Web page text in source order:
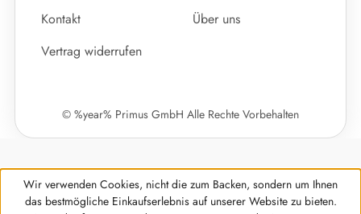
Kontakt
Über uns
Vertrag widerrufen
© %year% Primus GmbH Alle Rechte Vorbehalten
Wir verwenden Cookies, nicht die zum Backen, sondern um Ihnen
das bestmögliche Einkaufserlebnis auf unserer Website zu bieten.